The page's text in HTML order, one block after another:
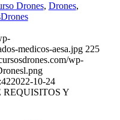
Drones, Drones,
medicos-aesa.jpg 225
wp-
2022-10-24
Y